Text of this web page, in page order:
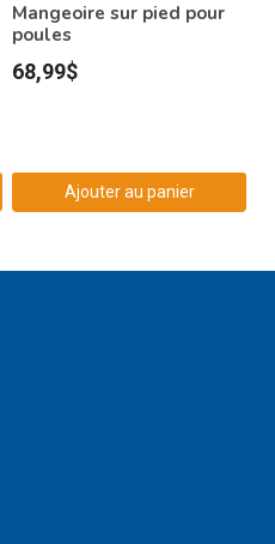
Mangeoire sur pied pour
poules
68,99$
Ajouter au panier